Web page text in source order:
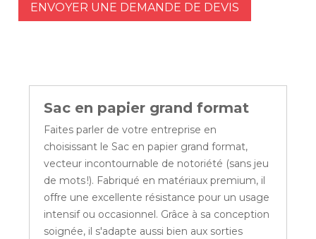
ENVOYER UNE DEMANDE DE DEVIS
Sac en papier grand format
Faites parler de votre entreprise en
choisissant le Sac en papier grand format,
vecteur incontournable de notoriété (sans jeu
de mots !). Fabriqué en matériaux premium, il
offre une excellente résistance pour un usage
intensif ou occasionnel. Grâce à sa conception
soignée, il s'adapte aussi bien aux sorties